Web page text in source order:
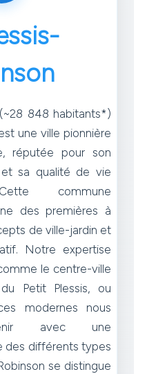
(~28 848 habitants*)
une ville pionnière
réputée pour son
et sa qualité de vie
commune
des premières à
de ville-jardin et
Notre expertise
le centre-ville
Petit Plessis, ou
modernes nous
avec une
des différents types
se distingue